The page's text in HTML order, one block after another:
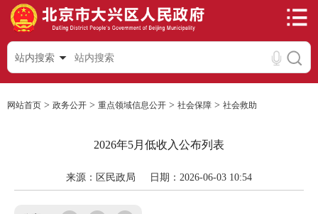
站内搜索
网站首页 > 政务公开 > 重点领域信息公开 > 社会保障 > 社会救助
2026年5月低收入公布列表
来源：区民政局 日期：2026-06-03 10:54